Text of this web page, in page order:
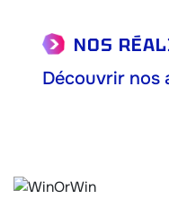
NOS
Découvrir nos